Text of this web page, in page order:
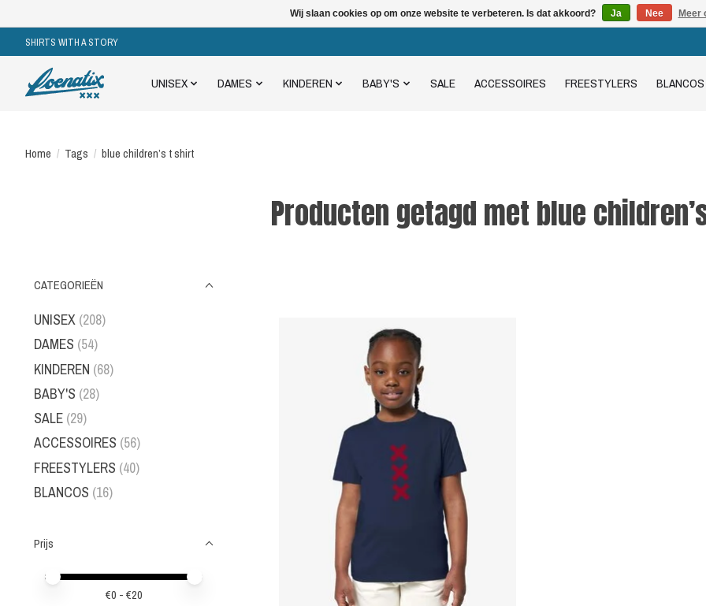
SHIRTS WITH A STORY
UNISEX DAMES KINDEREN BABY'S SALE ACCESSOIRES FREESTYLERS BLANCOS
Home / Tags / blue children’s t shirt
Producten getagd met blue
CATEGORIEËN
UNISEX (208)
DAMES (54)
KINDEREN (68)
BABY'S (28)
SALE (29)
ACCESSOIRES (56)
FREESTYLERS (40)
BLANCOS (16)
Prijs
Minimale prijswaarde
Price maximum value
€0 - €20
Wij slaan cookies op om onze website te verbeteren. Is dat akkoord? Ja Nee Meer